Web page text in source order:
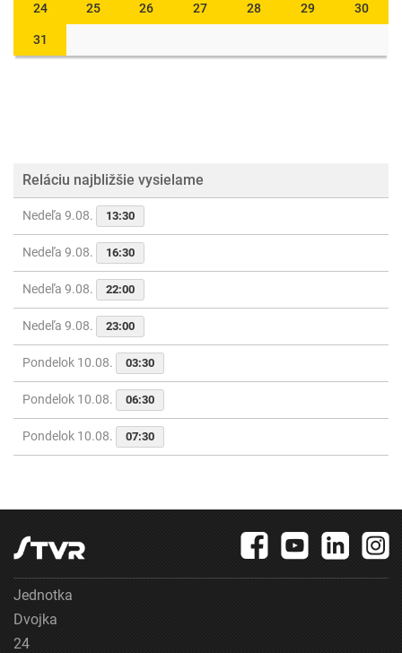
24 25 26 27 28 29 30
31
Reláciu najbližšie vysielame
Nedeľa 9.08. 13:30
Nedeľa 9.08. 16:30
Nedeľa 9.08. 22:00
Nedeľa 9.08. 23:00
Pondelok 10.08. 03:30
Pondelok 10.08. 06:30
Pondelok 10.08. 07:30
Jednotka
Dvojka
24